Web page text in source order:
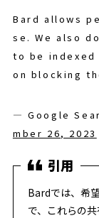
Bard allows
se. We also
to be indexed
on blocking
— Google
mber 26, 2023
Bardでは、希
で、これらの